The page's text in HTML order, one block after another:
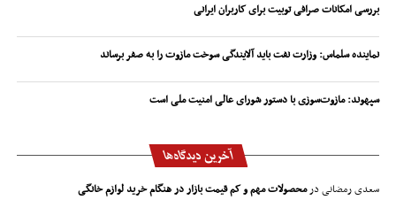
بررسی امکانات صرافی توبیت برای کاربران ایرانی
نماینده سلماس: وزارت نفت باید آلایندگی سوخت مازوت را به صفر برساند
سپهوند:‌ مازوت‌سوزی با دستور شورای عالی امنیت ملی است
آخرین دیدگاه‌ها
سعدی رمضانیدرمحصولات مهم و کم قیمت بازار در هنگام خرید لوازم خانگی